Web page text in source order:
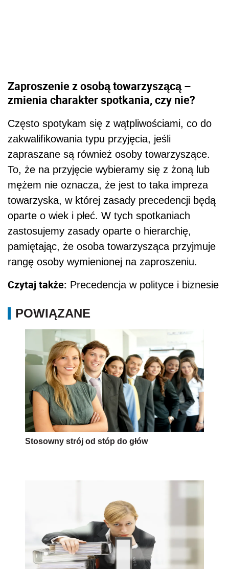
Zaproszenie z osobą towarzyszącą –
zmienia charakter spotkania, czy nie?
Często spotykam się z wątpliwościami, co do
zakwalifikowania typu przyjęcia, jeśli
zapraszane są również osoby towarzyszące.
To, że na przyjęcie wybieramy się z żoną lub
mężem nie oznacza, że jest to taka impreza
towarzyska, w której zasady precedencji będą
oparte o wiek i płeć. W tych spotkaniach
zastosujemy zasady oparte o hierarchię,
pamiętając, że osoba towarzysząca przyjmuje
rangę osoby wymienionej na zaproszeniu.
Czytaj także: Precedencja w polityce i biznesie
POWIĄZANE
Stosowny strój od stóp do głów